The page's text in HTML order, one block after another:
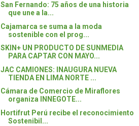
San Fernando: 75 años de una historia
que une a la...
Cajamarca se suma a la moda
sostenible con el prog...
SKIN+ UN PRODUCTO DE SUNMEDIA
PARA CAPTAR CON MAYO...
JAC CAMIONES: INAUGURA NUEVA
TIENDA EN LIMA NORTE ...
Cámara de Comercio de Miraflores
organiza INNEGOTE...
Hortifrut Perú recibe el reconocimiento
Sostenibil...